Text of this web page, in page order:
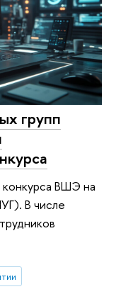
групп
ВШЭ на
В числе